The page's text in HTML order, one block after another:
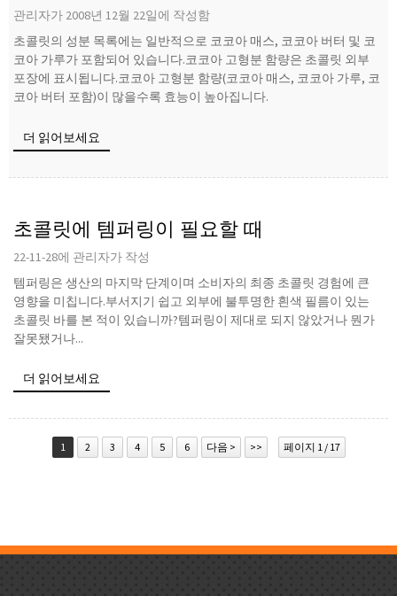
관리자가 2008년 12월 22일에 작성함
초콜릿의 성분 목록에는 일반적으로 코코아 매스, 코코아 버터 및 코
코아 가루가 포함되어 있습니다.코코아 고형분 함량은 초콜릿 외부
포장에 표시됩니다.코코아 고형분 함량(코코아 매스, 코코아 가루, 코
코아 버터 포함)이 많을수록 효능이 높아집니다.
더 읽어보세요
초콜릿에 템퍼링이 필요할 때
22-11-28에 관리자가 작성
템퍼링은 생산의 마지막 단계이며 소비자의 최종 초콜릿 경험에 큰
영향을 미칩니다.부서지기 쉽고 외부에 불투명한 흰색 필름이 있는
초콜릿 바를 본 적이 있습니까?템퍼링이 제대로 되지 않았거나 뭔가
잘못됐거나...
더 읽어보세요
1 2 3 4 5 6 다음 > >> 페이지 1 / 17